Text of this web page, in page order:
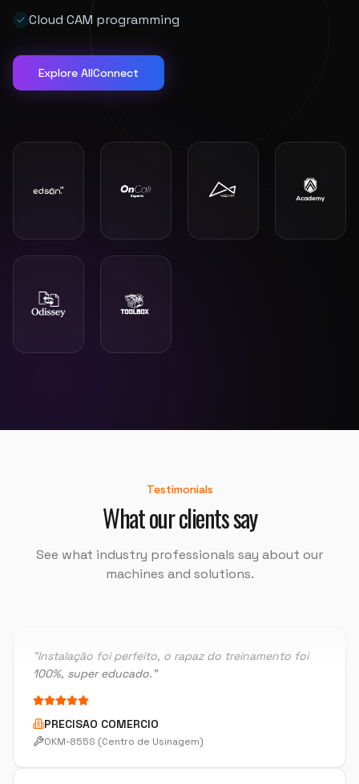
Cloud CAM programming
Explore AllConnect
Testimonials
What our clients say
See what industry professionals say about our
machines and solutions.
Quem fez tudo acontecer foi o Vilmar.
PECSIL METALURGICA
PRECISAO COMERCIO
OKM-855S (Centro de Usinagem)
"Estou muito satisfeita, pretendo fazer outra parceria